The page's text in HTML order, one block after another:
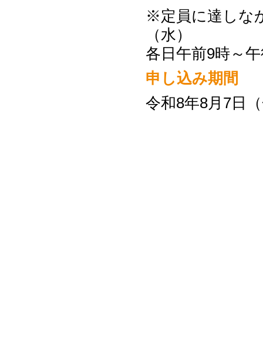
※定員に達しな
各日午前9時～
申し込み期間
令和8年8月7日